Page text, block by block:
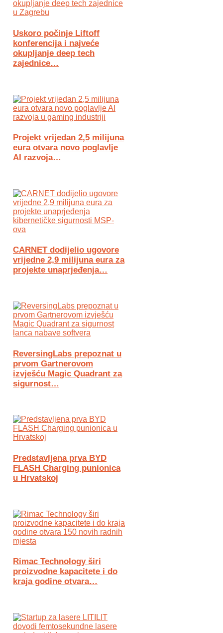
Uskoro počinje Liftoff
konferencija i najveće
okupljanje deep tech
zajednice…
Projekt vrijedan 2,5 milijuna
eura otvara novo poglavlje
AI razvoja…
CARNET dodijelio ugovore
vrijedne 2,9 milijuna eura za
projekte unaprjeđenja…
ReversingLabs prepoznat u
prvom Gartnerovom
izvješću Magic Quadrant za
sigurnost…
Predstavljena prva BYD
FLASH Charging punionica
u Hrvatskoj
Rimac Technology širi
proizvodne kapacitete i do
kraja godine otvara…